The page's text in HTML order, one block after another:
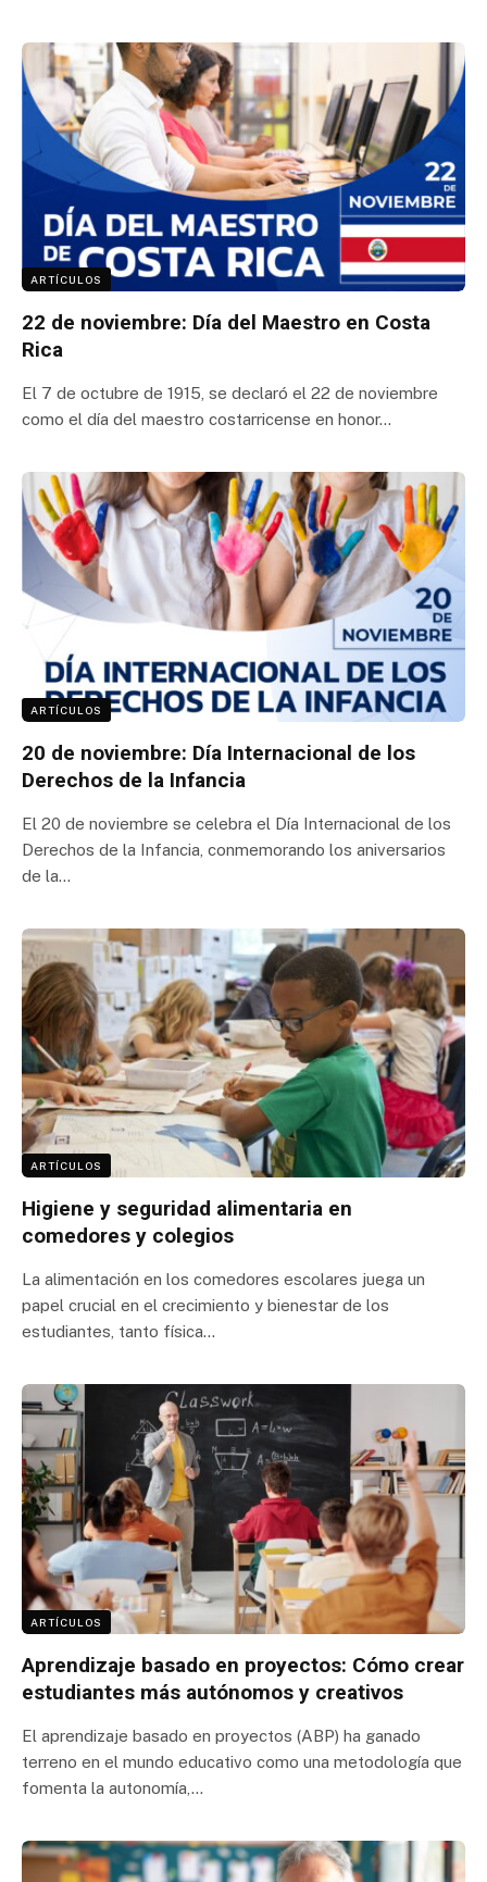
ARTÍCULOS
22 de noviembre: Día del Maestro en Costa
Rica
El 7 de octubre de 1915, se declaró el 22 de noviembre
como el día del maestro costarricense en honor…
ARTÍCULOS
20 de noviembre: Día Internacional de los
Derechos de la Infancia
El 20 de noviembre se celebra el Día Internacional de los
Derechos de la Infancia, conmemorando los aniversarios
de la…
ARTÍCULOS
Higiene y seguridad alimentaria en
comedores y colegios
La alimentación en los comedores escolares juega un
papel crucial en el crecimiento y bienestar de los
estudiantes, tanto física…
ARTÍCULOS
Aprendizaje basado en proyectos: Cómo crear
estudiantes más autónomos y creativos
El aprendizaje basado en proyectos (ABP) ha ganado
terreno en el mundo educativo como una metodología que
fomenta la autonomía,…